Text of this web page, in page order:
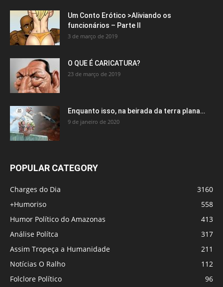
Um Conto Erótico >Aliviando os
funcionários – Parte II
3 de março de 2019
O QUE É CARICATURA?
23 de março de 2019
Enquanto isso, na beirada da terra plana…
9 de janeiro de 2020
POPULAR CATEGORY
Charges do Dia
3160
+Humoriso
558
Humor Político do Amazonas
413
Análise Polítca
317
Assim Tropeça a Humanidade
211
Notícias O Ralho
112
Folclore Político
96